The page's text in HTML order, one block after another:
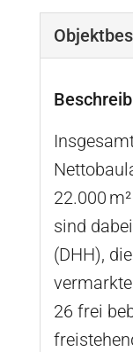
22.000
sind
(DHH),
26 frei